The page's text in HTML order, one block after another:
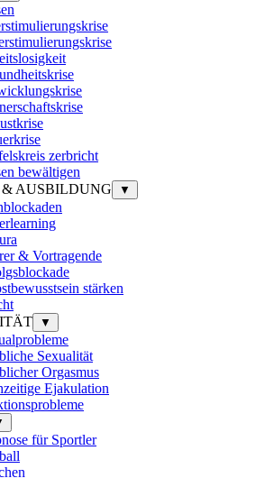
zerbricht
bewältigen
& AUSBILDUNG
▼
& Vortragende
stärken
▼
Sexualität
Orgasmus
Ejakulation
für Sportler